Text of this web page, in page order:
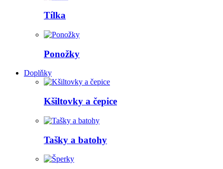
Tílka
Ponožky
Doplňky
Kšiltovky a čepice
Tašky a batohy